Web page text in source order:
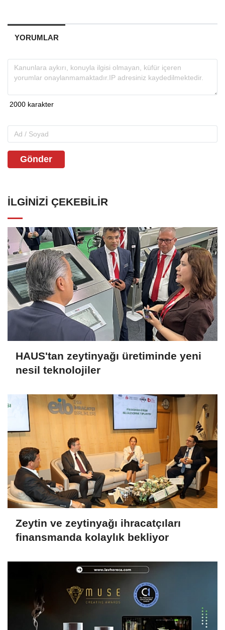
YORUMLAR
Gönder
İLGINIZI ÇEKEBILIR
HAUS'tan zeytinyağı üretiminde yeni
nesil teknolojiler
Zeytin ve zeytinyağı ihracatçıları
finansmanda kolaylık bekliyor